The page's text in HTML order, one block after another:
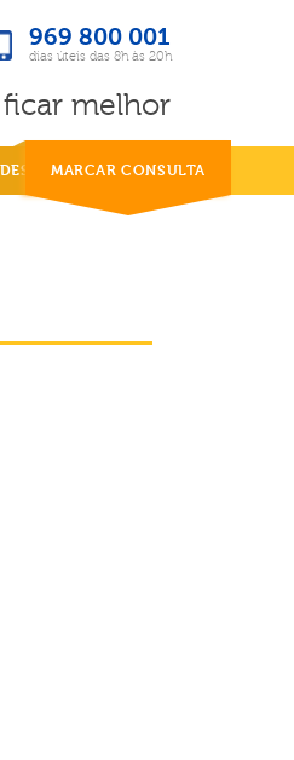
969 800 001
dias úteis das 8h às 20h
969 800 001
dias úteis das 8h às 20h
melhor
MARCAR CONSULTA